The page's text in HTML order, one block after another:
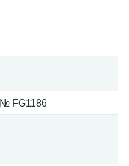
№ FG1186